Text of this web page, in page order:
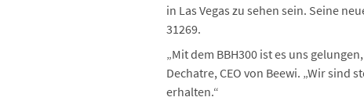
in Las Vegas zu sehen sein. Seine
31269.
„Mit dem BBH300 ist es uns
Dechatre, CEO von Beewi. „Wir
erhalten.“